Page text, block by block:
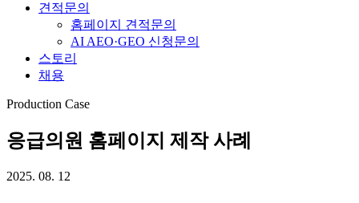
견적문의
홈페이지 견적문의
AI AEO·GEO 신청문의
스토리
채용
Production Case
응급의원 홈페이지 제작 사례
2025. 08. 12